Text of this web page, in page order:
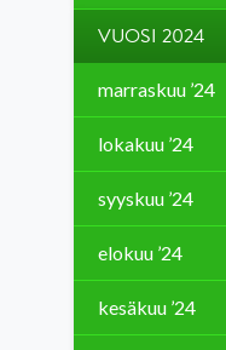
VUOSI 2024
marraskuu ’24
lokakuu ’24
syyskuu ’24
elokuu ’24
kesäkuu ’24